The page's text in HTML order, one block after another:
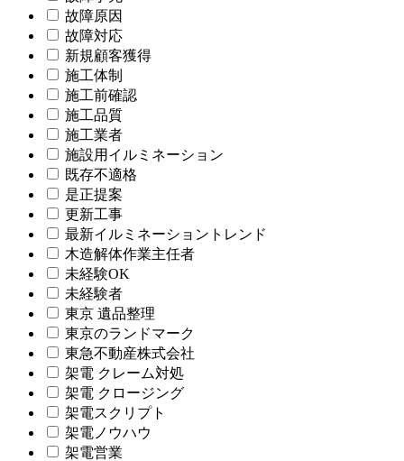
故障原因
故障対応
新規顧客獲得
施工体制
施工前確認
施工品質
施工業者
施設用イルミネーション
既存不適格
是正提案
更新工事
最新イルミネーショントレンド
木造解体作業主任者
未経験OK
未経験者
東京 遺品整理
東京のランドマーク
東急不動産株式会社
架電 クレーム対処
架電 クロージング
架電スクリプト
架電ノウハウ
架電営業